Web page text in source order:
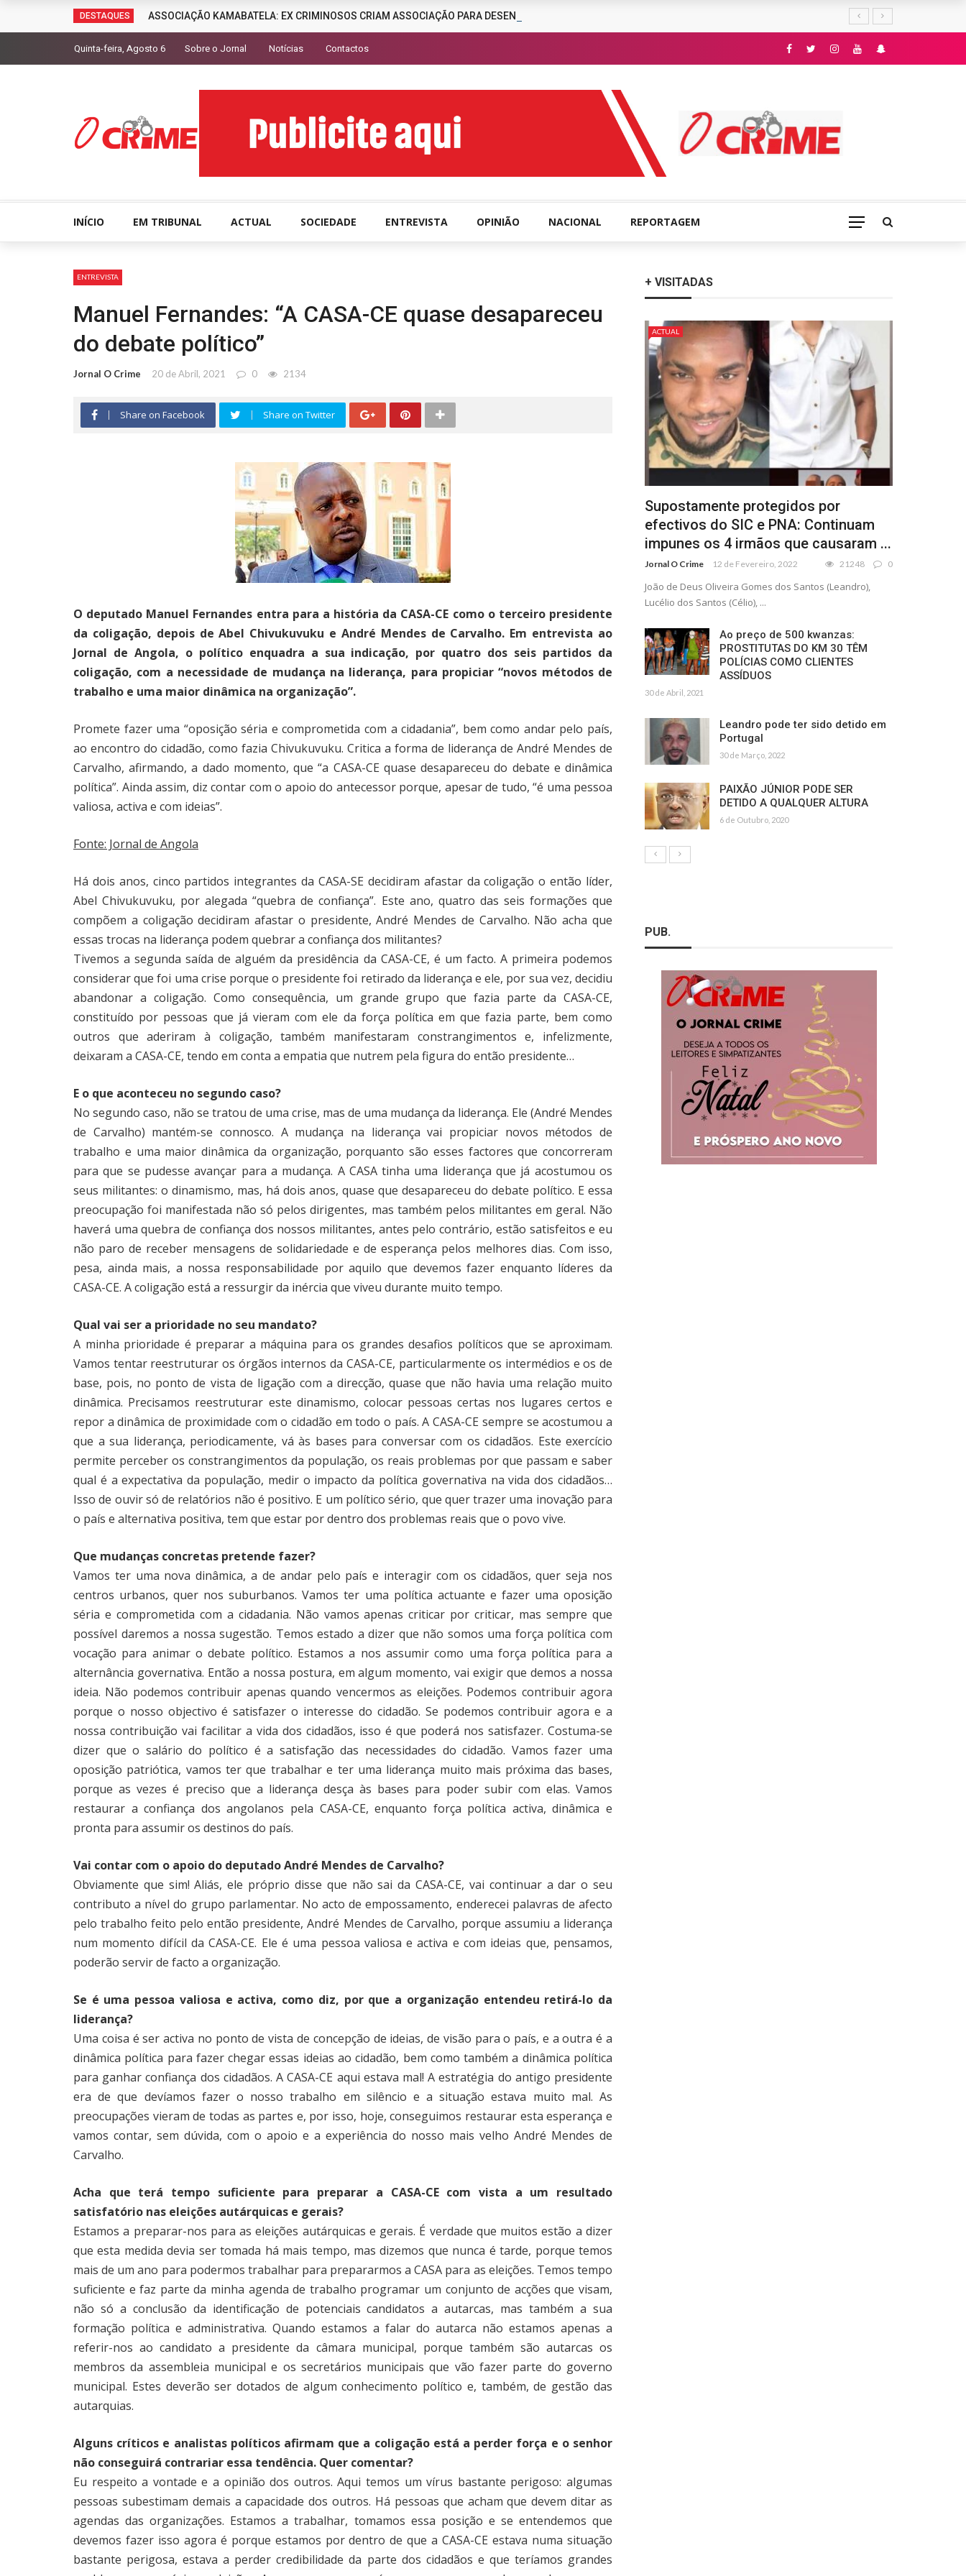
DESTAQUES ASSOCIAÇÃO KAMABATELA: EX CRIMINOSOS CRIAM ASSOCIAÇÃO PARA DESENCORAJAR A CRIMINALIDADE
Quinta-feira, Agosto 6 Sobre o Jornal Notícias Contactos
INÍCIO EM TRIBUNAL ACTUAL SOCIEDADE ENTREVISTA OPINIÃO NACIONAL REPORTAGEM
ENTREVISTA
Manuel Fernandes: “A CASA-CE quase desapareceu
do debate político”
Jornal O Crime 20 de Abril, 2021 0 2134
Share on Facebook Share on Twitter
O deputado Manuel Fernandes entra para a história da CASA-CE como o terceiro presidente
da coligação, depois de Abel Chivukuvuku e André Mendes de Carvalho. Em entrevista ao
Jornal de Angola, o político enquadra a sua indicação, por quatro dos seis partidos da
coligação, com a necessidade de mudança na liderança, para propiciar “novos métodos de
trabalho e uma maior dinâmica na organização”.
Promete fazer uma “oposição séria e comprometida com a cidadania”, bem como andar pelo país,
ao encontro do cidadão, como fazia Chivukuvuku. Critica a forma de liderança de André Mendes de
Carvalho, afirmando, a dado momento, que “a CASA-CE quase desapareceu do debate e dinâmica
política”. Ainda assim, diz contar com o apoio do antecessor porque, apesar de tudo, “é uma pessoa
valiosa, activa e com ideias”.
Fonte: Jornal de Angola
Há dois anos, cinco partidos integrantes da CASA-SE decidiram afastar da coligação o então líder,
Abel Chivukuvuku, por alegada “quebra de confiança”. Este ano, quatro das seis formações que
compõem a coligação decidiram afastar o presidente, André Mendes de Carvalho. Não acha que
essas trocas na liderança podem quebrar a confiança dos militantes?
Tivemos a segunda saída de alguém da presidência da CASA-CE, é um facto. A primeira podemos
considerar que foi uma crise porque o presidente foi retirado da liderança e ele, por sua vez, decidiu
abandonar a coligação. Como consequência, um grande grupo que fazia parte da CASA-CE,
constituído por pessoas que já vieram com ele da força política em que fazia parte, bem como
outros que aderiram à coligação, também manifestaram constrangimentos e, infelizmente,
deixaram a CASA-CE, tendo em conta a empatia que nutrem pela figura do então presidente…
E o que aconteceu no segundo caso?
No segundo caso, não se tratou de uma crise, mas de uma mudança da liderança. Ele (André Mendes
de Carvalho) mantém-se connosco. A mudança na liderança vai propiciar novos métodos de
trabalho e uma maior dinâmica da organização, porquanto são esses factores que concorreram
para que se pudesse avançar para a mudança. A CASA tinha uma liderança que já acostumou os
seus militantes: o dinamismo, mas, há dois anos, quase que desapareceu do debate político. E essa
preocupação foi manifestada não só pelos dirigentes, mas também pelos militantes em geral. Não
haverá uma quebra de confiança dos nossos militantes, antes pelo contrário, estão satisfeitos e eu
não paro de receber mensagens de solidariedade e de esperança pelos melhores dias. Com isso,
pesa, ainda mais, a nossa responsabilidade por aquilo que devemos fazer enquanto líderes da
CASA-CE. A coligação está a ressurgir da inércia que viveu durante muito tempo.
Qual vai ser a prioridade no seu mandato?
A minha prioridade é preparar a máquina para os grandes desafios políticos que se aproximam.
Vamos tentar reestruturar os órgãos internos da CASA-CE, particularmente os intermédios e os de
base, pois, no ponto de vista de ligação com a direcção, quase que não havia uma relação muito
dinâmica. Precisamos reestruturar este dinamismo, colocar pessoas certas nos lugares certos e
repor a dinâmica de proximidade com o cidadão em todo o país. A CASA-CE sempre se acostumou a
que a sua liderança, periodicamente, vá às bases para conversar com os cidadãos. Este exercício
permite perceber os constrangimentos da população, os reais problemas por que passam e saber
qual é a expectativa da população, medir o impacto da política governativa na vida dos cidadãos…
Isso de ouvir só de relatórios não é positivo. E um político sério, que quer trazer uma inovação para
o país e alternativa positiva, tem que estar por dentro dos problemas reais que o povo vive.
Que mudanças concretas pretende fazer?
Vamos ter uma nova dinâmica, a de andar pelo país e interagir com os cidadãos, quer seja nos
centros urbanos, quer nos suburbanos. Vamos ter uma política actuante e fazer uma oposição
séria e comprometida com a cidadania. Não vamos apenas criticar por criticar, mas sempre que
possível daremos a nossa sugestão. Temos estado a dizer que não somos uma força política com
vocação para animar o debate político. Estamos a nos assumir como uma força política para a
alternância governativa. Então a nossa postura, em algum momento, vai exigir que demos a nossa
ideia. Não podemos contribuir apenas quando vencermos as eleições. Podemos contribuir agora
porque o nosso objectivo é satisfazer o interesse do cidadão. Se podemos contribuir agora e a
nossa contribuição vai facilitar a vida dos cidadãos, isso é que poderá nos satisfazer. Costuma-se
dizer que o salário do político é a satisfação das necessidades do cidadão. Vamos fazer uma
oposição patriótica, vamos ter que trabalhar e ter uma liderança muito mais próxima das bases,
porque as vezes é preciso que a liderança desça às bases para poder subir com elas. Vamos
restaurar a confiança dos angolanos pela CASA-CE, enquanto força política activa, dinâmica e
pronta para assumir os destinos do país.
Vai contar com o apoio do deputado André Mendes de Carvalho?
Obviamente que sim! Aliás, ele próprio disse que não sai da CASA-CE, vai continuar a dar o seu
contributo a nível do grupo parlamentar. No acto de empossamento, enderecei palavras de afecto
pelo trabalho feito pelo então presidente, André Mendes de Carvalho, porque assumiu a liderança
num momento difícil da CASA-CE. Ele é uma pessoa valiosa e activa e com ideias que, pensamos,
poderão servir de facto a organização.
Se é uma pessoa valiosa e activa, como diz, por que a organização entendeu retirá-lo da
liderança?
Uma coisa é ser activa no ponto de vista de concepção de ideias, de visão para o país, e a outra é a
dinâmica política para fazer chegar essas ideias ao cidadão, bem como também a dinâmica política
para ganhar confiança dos cidadãos. A CASA-CE aqui estava mal! A estratégia do antigo presidente
era de que devíamos fazer o nosso trabalho em silêncio e a situação estava muito mal. As
preocupações vieram de todas as partes e, por isso, hoje, conseguimos restaurar esta esperança e
vamos contar, sem dúvida, com o apoio e a experiência do nosso mais velho André Mendes de
Carvalho.
Acha que terá tempo suficiente para preparar a CASA-CE com vista a um resultado
satisfatório nas eleições autárquicas e gerais?
Estamos a preparar-nos para as eleições autárquicas e gerais. É verdade que muitos estão a dizer
que esta medida devia ser tomada há mais tempo, mas dizemos que nunca é tarde, porque temos
mais de um ano para podermos trabalhar para prepararmos a CASA para as eleições. Temos tempo
suficiente e faz parte da minha agenda de trabalho programar um conjunto de acções que visam,
não só a conclusão da identificação de potenciais candidatos a autarcas, mas também a sua
formação política e administrativa. Quando estamos a falar do autarca não estamos apenas a
referir-nos ao candidato a presidente da câmara municipal, porque também são autarcas os
membros da assembleia municipal e os secretários municipais que vão fazer parte do governo
municipal. Estes deverão ser dotados de algum conhecimento político e, também, de gestão das
autarquias.
Alguns críticos e analistas políticos afirmam que a coligação está a perder força e o senhor
não conseguirá contrariar essa tendência. Quer comentar?
Eu respeito a vontade e a opinião dos outros. Aqui temos um vírus bastante perigoso: algumas
pessoas subestimam demais a capacidade dos outros. Há pessoas que acham que devem ditar as
agendas das organizações. Estamos a trabalhar, tomamos essa posição e se entendemos que
devemos fazer isso agora é porque estamos por dentro de que a CASA-CE estava numa situação
bastante perigosa, estava a perder credibilidade da parte dos cidadãos e que teríamos grandes
+ VISITADAS
ACTUAL
Supostamente protegidos por
efectivos do SIC e PNA: Continuam
impunes os 4 irmãos que causaram ...
Jornal O Crime 12 de Fevereiro, 2022 21248 0
João de Deus Oliveira Gomes dos Santos (Leandro),
Lucélio dos Santos (Célio), ...
Ao preço de 500 kwanzas:
PROSTITUTAS DO KM 30 TÊM
POLÍCIAS COMO CLIENTES
ASSÍDUOS
30 de Abril, 2021
Leandro pode ter sido detido em
Portugal
30 de Março, 2022
PAIXÃO JÚNIOR PODE SER
DETIDO A QUALQUER ALTURA
6 de Outubro, 2020
PUB.